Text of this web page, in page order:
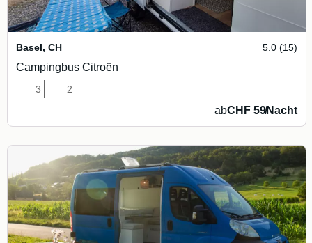
Basel, CH 5.0 (15)
Campingbus Citroën
3 2
abCHF 59/Nacht